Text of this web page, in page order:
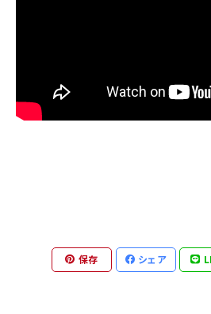
保存 シェア